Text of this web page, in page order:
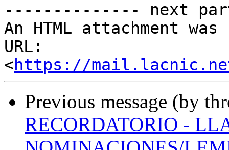
-------------- next
An HTML attachment
URL:
<https://mail.lacnic.net/
Previous message (by
RECORDATORIO -